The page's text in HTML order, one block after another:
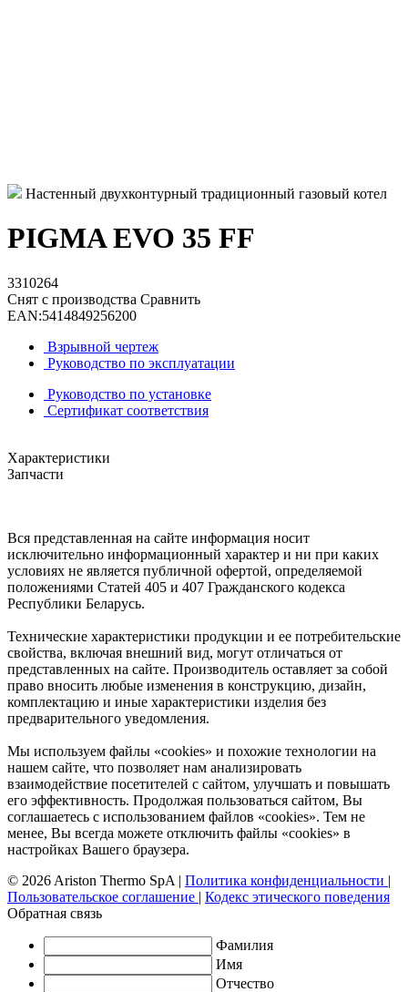
Настенный двухконтурный традиционный газовый котел
PIGMA EVO 35 FF
3310264
Снят с производства Сравнить
EAN:5414849256200
Взрывной чертеж
Руководство по эксплуатации
Руководство по установке
Сертификат соответствия
Характеристики
Запчасти
Вся представленная на сайте информация носит
исключительно информационный характер и ни при каких
условиях не является публичной офертой, определяемой
положениями Статей 405 и 407 Гражданского кодекса
Республики Беларусь.
Технические характеристики продукции и ее потребительские
свойства, включая внешний вид, могут отличаться от
представленных на сайте. Производитель оставляет за собой
право вносить любые изменения в конструкцию, дизайн,
комплектацию и иные характеристики изделия без
предварительного уведомления.
Мы используем файлы «cookies» и похожие технологии на
нашем сайте, что позволяет нам анализировать
взаимодействие посетителей с сайтом, улучшать и повышать
его эффективность. Продолжая пользоваться сайтом, Вы
соглашаетесь с использованием файлов «cookies». Тем не
менее, Вы всегда можете отключить файлы «cookies» в
настройках Вашего браузера.
© 2026 Ariston Thermo SpA | Политика конфиденциальности |
Пользовательское соглашение | Кодекс этического поведения
Обратная связь
Фамилия
Имя
Отчество